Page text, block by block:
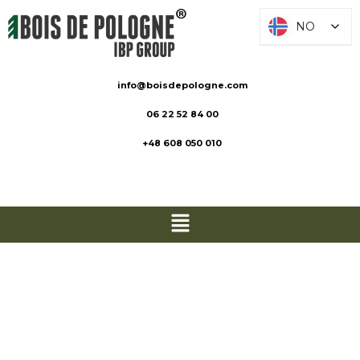
info@boisdepologne.com
06 22 52 84 00
+48 608 050 010
NO
NO